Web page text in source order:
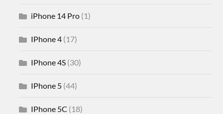
iPhone 14 Pro (1)
IPhone 4 (17)
IPhone 4S (30)
IPhone 5 (44)
IPhone 5C (18)